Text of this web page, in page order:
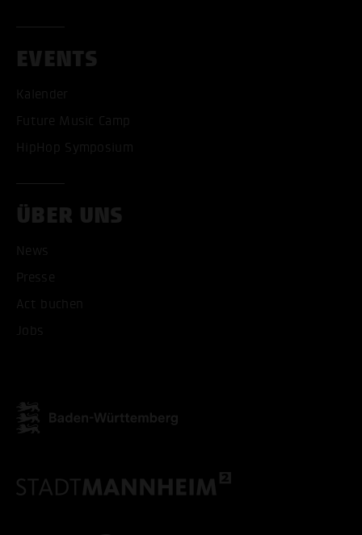
EVENTS
Kalender
Future Music Camp
HipHop Symposium
ÜBER UNS
News
Presse
Act buchen
Jobs